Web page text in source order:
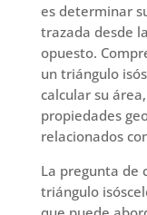
es determinar
trazada desde
opuesto.
un triángulo
calcular su
propiedades
relacionados
La pregunta de
triángulo